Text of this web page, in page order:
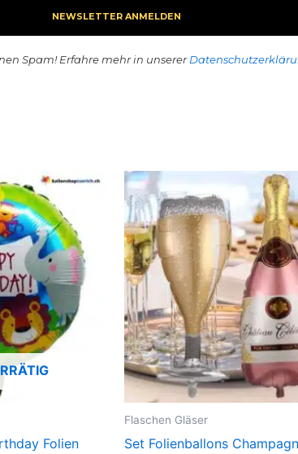
Spam! Erfahre mehr in unserer
Folien
Flaschen Gläser
Set Folienballons